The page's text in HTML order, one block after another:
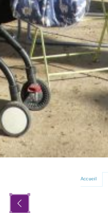
Accueil